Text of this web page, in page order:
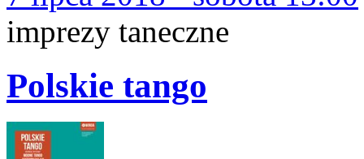
imprezy taneczne
Polskie tango